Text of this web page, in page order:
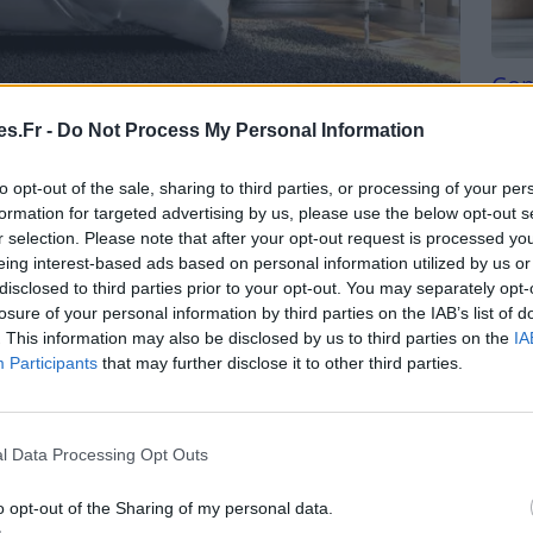
- Do Not Process My Personal Information
opt-out of the sale, sharing to third parties, or processing of your
for targeted advertising by us, please use the below opt-out
selection. Please note that after your opt-out request is processed
interest-based ads based on personal information utilized by us
to third parties prior to your opt-out. You may separately
of your personal information by third parties on the IAB’s list of
This information may also be disclosed by us to third parties on the
Participants that may further disclose it to other third parties.
Data Processing Opt Outs
opt-out of the Sharing of my personal data.
de respecter son horloge biologique. Pour
de sommeil régulier.
9 heurespar nuit pour permettre à son corps de
en ayant des heures de coucher et de lever
et votre concentration tout au long de la
dormir!
avant le coucher
Tri
du